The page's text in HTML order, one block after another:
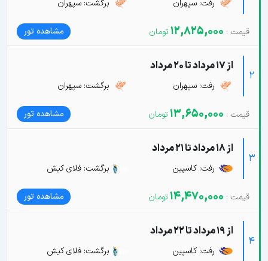
رفت: سپهران برگشت: سپهران
12,825,000 مشاهده تور
2
از 17 مرداد تا 20 مرداد
رفت: سپهران برگشت: سپهران
13,650,000 مشاهده تور
3
از 18 مرداد تا 21 مرداد
رفت: کاسپین برگشت: فلای کیش
14,470,000 مشاهده تور
4
از 19 مرداد تا 22 مرداد
رفت: کاسپین برگشت: فلای کیش